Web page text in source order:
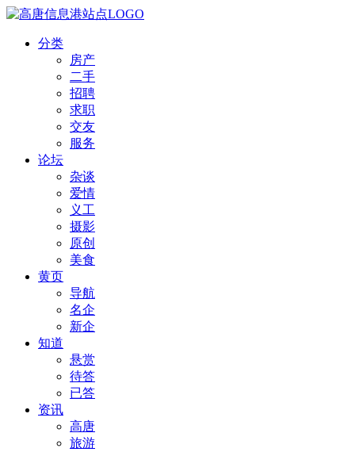
分类
房产
二手
招聘
求职
交友
服务
论坛
杂谈
爱情
义工
摄影
原创
美食
黄页
导航
名企
新企
知道
悬赏
待答
已答
资讯
高唐
旅游